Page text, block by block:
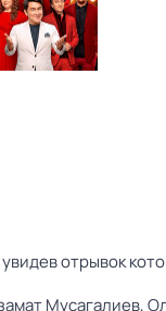
отрывок
Мусагалиев,